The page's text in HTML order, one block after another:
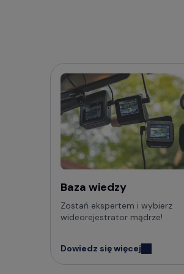
Baza wiedzy
Zostań ekspertem i wybierz
wideorejestrator mądrze!
Dowiedz się więcej